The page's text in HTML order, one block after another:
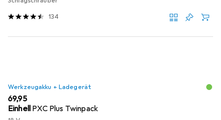
134
Werkzeugakku + Ladegerät
EUR
69,95
Einhell PXC Plus Twinpack